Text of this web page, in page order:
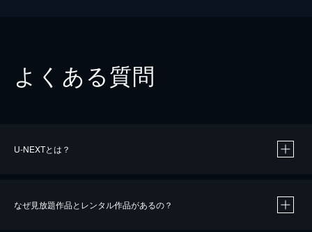
よくある質問
U-NEXTとは？
なぜ見放題作品とレンタル作品があるの？